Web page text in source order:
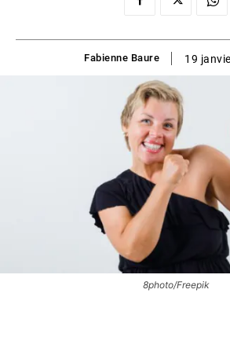
Fabienne Baure 19
8photo/Freepik